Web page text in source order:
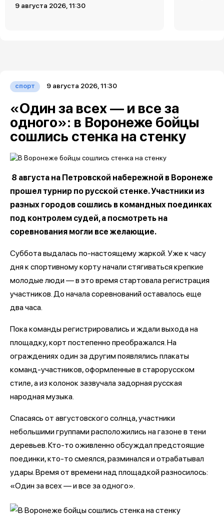
9 августа 2026, 11:30
спорт 9 августа 2026, 11:30
«Один за всех — и все за
одного»: в Воронеже бойцы
сошлись стенка на стенку
8 августа на Петровской набережной в Воронеже
прошел турнир по русской стенке. Участники из
разных городов сошлись в командных поединках
под контролем судей, а посмотреть на
соревнования могли все желающие.
Суббота выдалась по-настоящему жаркой. Уже к часу
дня к спортивному корту начали стягиваться крепкие
молодые люди — в это время стартовала регистрация
участников. До начала соревнований оставалось еще
два часа.
Пока команды регистрировались и ждали выхода на
площадку, корт постепенно преображался. На
ограждениях один за другим появлялись плакаты
команд-участников, оформленные в старорусском
стиле, а из колонок зазвучала задорная русская
народная музыка.
Спасаясь от августовского солнца, участники
небольшими группами расположились на газоне в тени
деревьев. Кто-то оживленно обсуждал предстоящие
поединки, кто-то смеялся, разминался и отрабатывал
удары. Время от времени над площадкой разносилось:
«Один за всех — и все за одного».